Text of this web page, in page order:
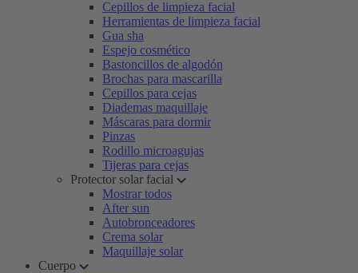
Cepillos de limpieza facial
Herramientas de limpieza facial
Gua sha
Espejo cosmético
Bastoncillos de algodón
Brochas para mascarilla
Cepillos para cejas
Diademas maquillaje
Máscaras para dormir
Pinzas
Rodillo microagujas
Tijeras para cejas
Protector solar facial
Mostrar todos
After sun
Autobronceadores
Crema solar
Maquillaje solar
Cuerpo